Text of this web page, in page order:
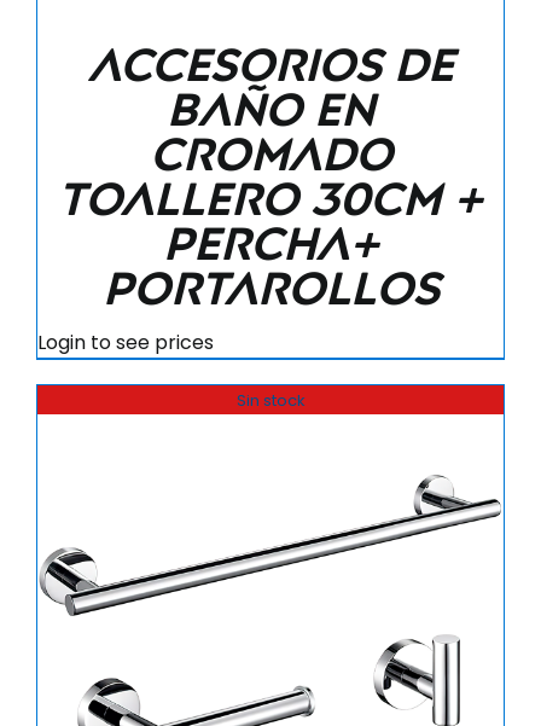
Accesorios de
baño en
cromado
Toallero 30cm +
Percha+
Portarollos
Login to see prices
Sin stock